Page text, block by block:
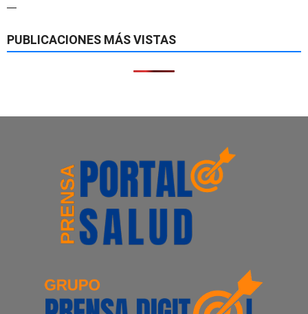
—
PUBLICACIONES MÁS VISTAS